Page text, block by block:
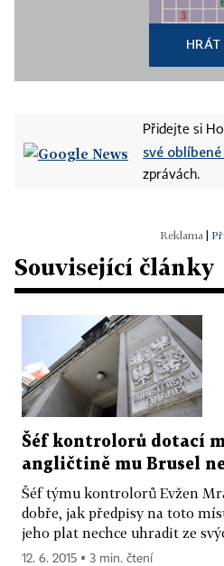
HRÁT
Přidejte si
své
zprávách.
Související články
Šéf kontrolorů dotací
angličtině mu Brusel
Šéf týmu kontrolorů Evžen
dobře, jak předpisy na toto
jeho plat nechce uhradit ze
12. 6. 2015 ▪ 3 min. čtení